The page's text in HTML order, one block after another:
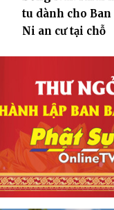
tu dành cho
Ni an cư tại chỗ